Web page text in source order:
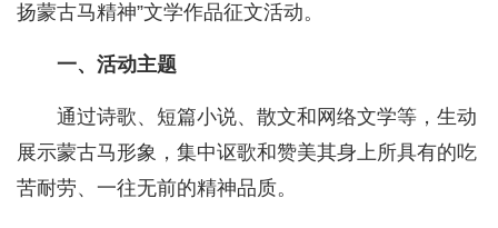
扬蒙古马精神”文学作品征文活动。
一、活动主题
通过诗歌、短篇小说、散文和网络文学等，生动
展示蒙古马形象，集中讴歌和赞美其身上所具有的吃
苦耐劳、一往无前的精神品质。